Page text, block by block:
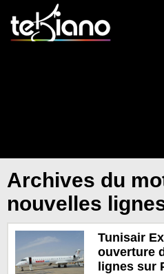
Archives du
nouvelles
Tunisair
ouverture
lignes sur